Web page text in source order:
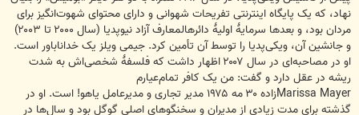
نهاد، که یک پایگاه اینترنتی تفریحات شهوانی و دارای محتوای شهوت‌انگیز برای
مردان بود، و بعدها سرمایهٔ اولیهٔ دائرهالمعارف آزاد نیوپدیا (سال ۲۰۰۰ تا ۲۰۰۳)
و جانشین آن، ویکی‌پدیا را توسط آن تأمین کرد. جیمی ویلز یک خداناباور است.
او در مصاحبه‌ای در سال ۲۰۰۷ اظهار داشت که فلسفهٔ شخصی‌اش به شدت
ریشه در عقل دارد و گفت: من یک کافر تمام‌عیارم
Marissa Mayerزاده ۳۰ مه ۱۹۷۵ مدیر تجاری و مدیرعامل یاهو! است. او در
گذشته برای مدت زیادی از مدیران و سخنگوهای اصلی گوگل بود و سال‌ها در